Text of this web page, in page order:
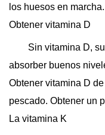
los huesos en
Obtener vitamina D
Sin vitamina D,
absorber buenos
Obtener vitamina D
pescado. Obtener un
La vitamina K